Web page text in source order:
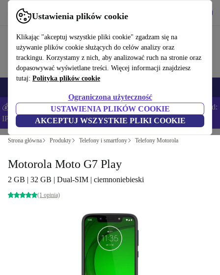
Ustawienia plików cookie
Klikając "akceptuj wszystkie pliki cookie" zgadzam się na
używanie plików cookie służących do celów analizy oraz
trackingu. Korzystamy z nich, aby analizować ruch na stronie oraz
dopasowywać wyświetlane treści. Więcej informacji znajdziesz
tutaj: Polityka plików cookie
Ograniczona użyteczność
USTAWIENIA PLIKÓW COOKIE
AKCEPTUJ WSZYSTKIE PLIKI COOKIE
Korzystaj z refurbed szybko i łatwo
💰Zaoszczędź DODATKOWE 5% na wszystkich iPhone’ach – Kod:
IPHONEDEAL –Regulamin
Strona główna Produkty Telefony i smartfony Telefony Motorola
Motorola Moto G7 Play
2 GB | 32 GB | Dual-SIM | ciemnoniebieski
(1 opinia)